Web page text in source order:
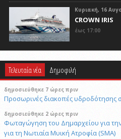
Κυριακή, 16
CROWN IRIS
έως 17:00
Τελευταία νέα Δημοφιλή
δημοσιεύθηκε 7 ώρες πριν
Προσωρινές διακοπές υδροδότησης
δημοσιεύθηκε 2 ώρες πριν
Φωταγώγηση του Δημαρχείου για
για τη Νωτιαία Μυική Ατροφία (SMA)